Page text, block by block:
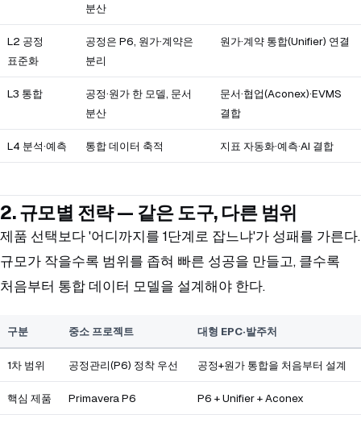
분산
L2 공정
표준화
공정은 P6, 원가·계약은
분리
원가·계약 통합(Unifier) 연결
L3 통합
공정·원가 한 모델, 문서
분산
문서·협업(Aconex)·EVMS
결합
L4 분석·예측 통합 데이터 축적 지표 자동화·예측·AI 결합
2. 규모별 전략 — 같은 도구, 다른 범위
제품 선택보다 '어디까지를 1단계로 잡느냐'가 성패를 가른다.
규모가 작을수록 범위를 좁혀 빠른 성공을 만들고, 클수록
처음부터 통합 데이터 모델을 설계해야 한다.
구분 중소 프로젝트 대형 EPC·발주처
1차 범위 공정관리(P6) 정착 우선 공정+원가 통합을 처음부터 설계
핵심 제품 Primavera P6 P6 + Unifier + Aconex